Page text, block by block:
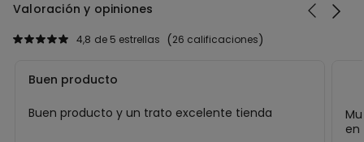
Valoración y opiniones
26 calificaciones
4,8 de 5 estrellas
Buen producto
Buen producto y un trato excelente tienda
en